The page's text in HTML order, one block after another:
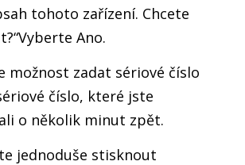
tohoto zařízení. Chcete
Ano.
možnost zadat sériové číslo
číslo, které jste
o několik minut zpět.
jednoduše stisknout